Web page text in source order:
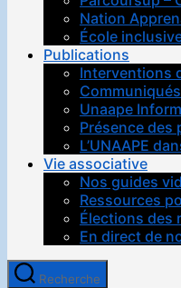
Nation
École
Publications
Interventions
Unaape
Présence des
L’UNAAPE
Vie associative
Nos guides
Ressources
Élections des
En direct de
Recherche